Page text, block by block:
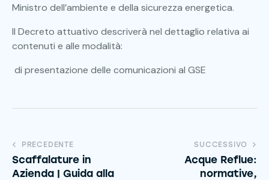
Ministro dell’ambiente e della sicurezza energetica.
Il Decreto attuativo descriverà nel dettaglio relativa ai
contenuti e alle modalità:
di presentazione delle comunicazioni al GSE
PRECEDENTE
Scaffalature in
Azienda | Guida alla
SUCCESSIVO
Acque Reflue:
normative,